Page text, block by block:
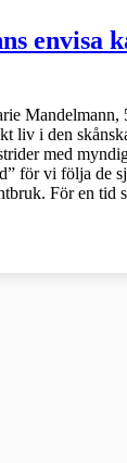
envisa
Mandelmann,
liv i den
med
för vi följa de
För en tid